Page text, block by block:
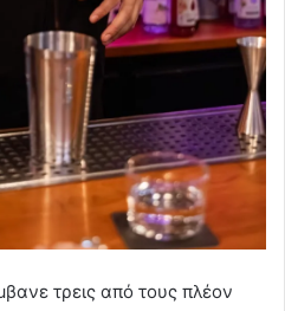
τρεις από τους πλέον